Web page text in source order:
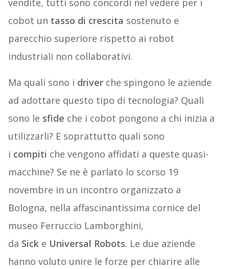
vendite, tutti sono concordi nel vedere per i
cobot un tasso di crescita sostenuto e
parecchio superiore rispetto ai robot
industriali non collaborativi.
Ma quali sono i driverche spingono le aziende
ad adottare questo tipo di tecnologia? Quali
sono le sfide che i cobot pongono a chi inizia a
utilizzarli? E soprattutto quali sono
i compiti che vengono affidati a queste quasi-
macchine? Se ne è parlato lo scorso 19
novembre in un incontro organizzato a
Bologna, nella affascinantissima cornice del
museo Ferruccio Lamborghini,
da Sicke Universal Robots. Le due aziende
hanno voluto unire le forze per chiarire alle